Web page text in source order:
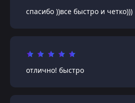
спасибо ))все быстро и четко)))
отлично! быстро